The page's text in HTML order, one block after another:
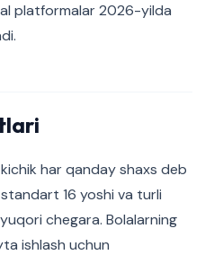
platformalar 2026-yilda
har qanday shaxs deb
16 yoshi va turli
chegara. Bolalarning
ishlash uchun